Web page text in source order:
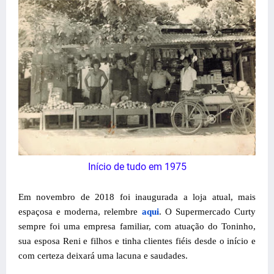
Início de tudo em 1975
Em novembro de 2018 foi inaugurada a loja atual, mais
espaçosa e moderna, relembre aqui. O Supermercado Curty
sempre foi uma empresa familiar, com atuação do Toninho,
sua esposa Reni e filhos e tinha clientes fiéis desde o início e
com certeza deixará uma lacuna e saudades.